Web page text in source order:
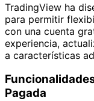
TradingView ha
para permitir
con una cuenta
experiencia,
a características
Pagada